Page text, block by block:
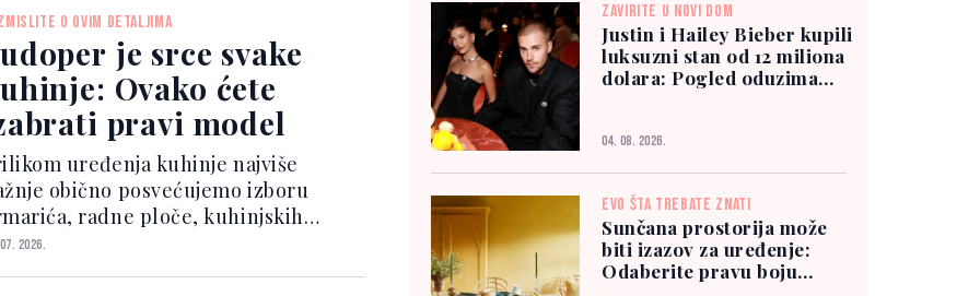
O OVIM DETALJIMA
je srce svake
Ovako ćete
pravi model
uređenja kuhinje najviše
obično posvećujemo izboru
radne ploče, kuhinjskih
i rasvjete, dok sudoper često
2026.
ZAVIRITE U NOVI DOM
Justin i Hailey Bieber kupili
luksuzni stan od 12 miliona
dolara: Pogled oduzima
04. 08. 2026.
EVO ŠTA TREBATE ZNATI
Sunčana prostorija može
biti izazov za uređenje:
Odaberite pravu boju